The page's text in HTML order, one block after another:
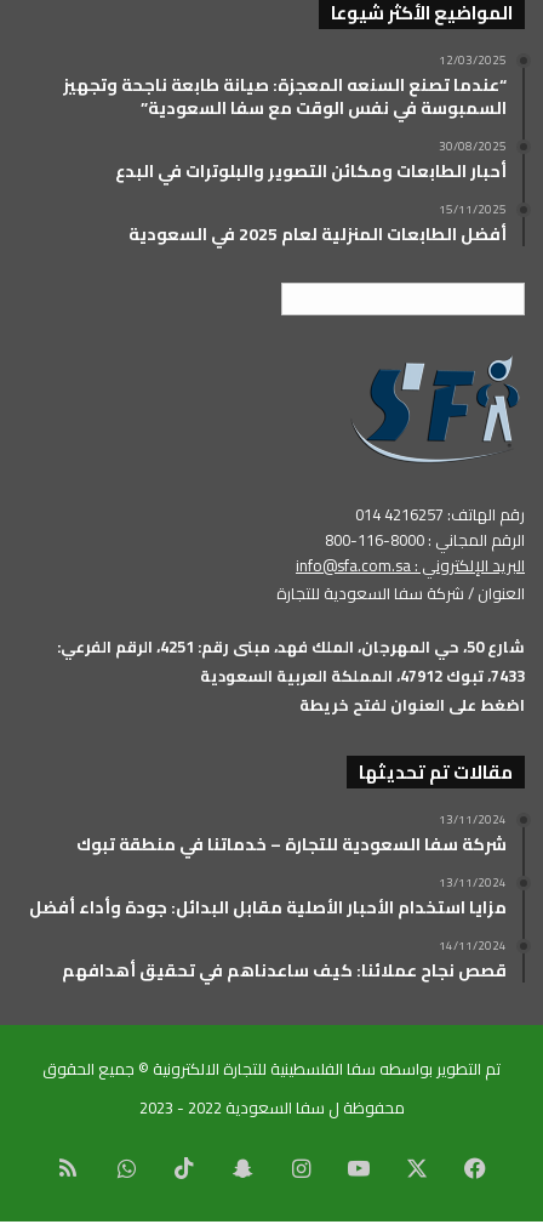
المواضيع الأكثر شيوعا
12/03/2025
“عندما تصنع السنعه المعجزة: صيانة طابعة ناجحة وتجهيز
السمبوسة في نفس الوقت مع سفا السعودية”
30/08/2025
أحبار الطابعات ومكائن التصوير والبلوترات في البدع
15/11/2025
أفضل الطابعات المنزلية لعام 2025 في السعودية
رقم الهاتف: 4216257 014
الرقم المجاني : 8000-116-800
البريد الإلكتروني :info@sfa.com.sa
العنوان / شركة سفا السعودية للتجارة
شارع 50، حي المهرجان، الملك فهد، مبنى رقم: 4251، الرقم الفرعي:
7433، تبوك 47912، المملكة العربية السعودية
اضغط على العنوان لفتح خريطة
مقالات تم تحديثها
13/11/2024
شركة سفا السعودية للتجارة – خدماتنا في منطقة تبوك
13/11/2024
مزايا استخدام الأحبار الأصلية مقابل البدائل: جودة وأداء أفضل
14/11/2024
قصص نجاح عملائنا: كيف ساعدناهم في تحقيق أهدافهم
تم التطوير بواسطه سفا الفلسطينية للتجارة الالكترونية © جميع الحقوق
محفوظة ل سفا السعودية 2022 - 2023
فيسبوك ‫YouTube انستقرام سناب
‫TikTok واتساب